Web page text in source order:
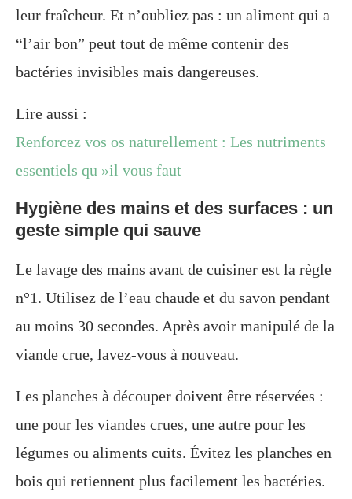
leur fraîcheur. Et n’oubliez pas : un aliment qui a
“l’air bon” peut tout de même contenir des
bactéries invisibles mais dangereuses.
Lire aussi :
Renforcez vos os naturellement : Les nutriments
essentiels qu »il vous faut
Hygiène des mains et des surfaces : un
geste simple qui sauve
Le lavage des mains avant de cuisiner est la règle
n°1. Utilisez de l’eau chaude et du savon pendant
au moins 30 secondes. Après avoir manipulé de la
viande crue, lavez-vous à nouveau.
Les planches à découper doivent être réservées :
une pour les viandes crues, une autre pour les
légumes ou aliments cuits. Évitez les planches en
bois qui retiennent plus facilement les bactéries.